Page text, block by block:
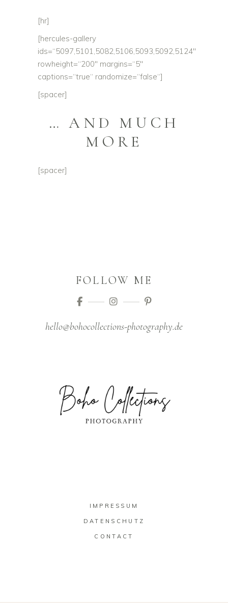
[hr]
[hercules-gallery
ids=“5097,5101,5082,5106,5093,5092,5124″
rowheight=“200″ margins=“5″
captions=“true“ randomize=“false“]
[spacer]
… AND MUCH
MORE
[spacer]
FOLLOW ME
hello@bohocollections-photography.de
IMPRESSUM
DATENSCHUTZ
CONTACT